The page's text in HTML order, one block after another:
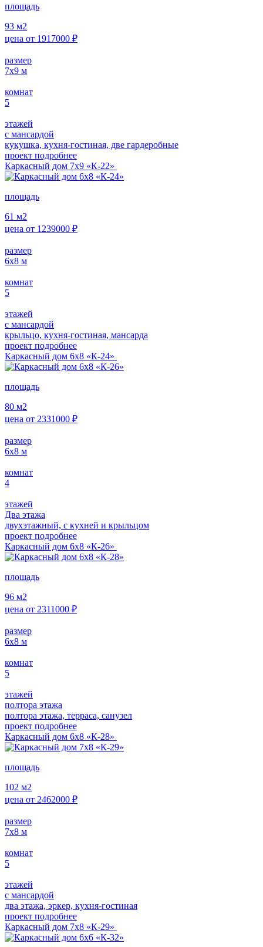
площадь
93 м2
цена от 1917000 ₽
размер
7х9 м
комнат
5
этажей
с мансардой
кукушка, кухня-гостиная, две гардеробные
проект подробнее
Каркасный дом 7х9 «К-22»
площадь
61 м2
цена от 1239000 ₽
размер
6х8 м
комнат
5
этажей
с мансардой
крыльцо, кухня-гостиная, мансарда
проект подробнее
Каркасный дом 6х8 «К-24»
площадь
80 м2
цена от 2331000 ₽
размер
6х8 м
комнат
4
этажей
Два этажа
двухэтажный, с кухней и крыльцом
проект подробнее
Каркасный дом 6х8 «К-26»
площадь
96 м2
цена от 2311000 ₽
размер
6х8 м
комнат
5
этажей
полтора этажа
полтора этажа, терраса, санузел
проект подробнее
Каркасный дом 6х8 «К-28»
площадь
102 м2
цена от 2462000 ₽
размер
7х8 м
комнат
5
этажей
с мансардой
два этажа, эркер, кухня-гостиная
проект подробнее
Каркасный дом 7х8 «К-29»